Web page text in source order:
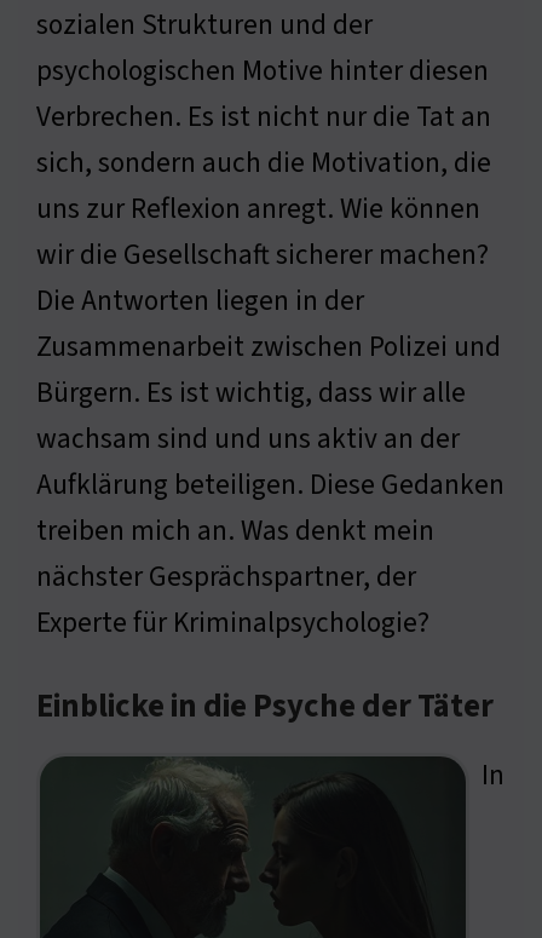
sozialen Strukturen und der
psychologischen Motive hinter diesen
Verbrechen. Es ist nicht nur die Tat an
sich, sondern auch die Motivation, die
uns zur Reflexion anregt. Wie können
wir die Gesellschaft sicherer machen?
Die Antworten liegen in der
Zusammenarbeit zwischen Polizei und
Bürgern. Es ist wichtig, dass wir alle
wachsam sind und uns aktiv an der
Aufklärung beteiligen. Diese Gedanken
treiben mich an. Was denkt mein
nächster Gesprächspartner, der
Experte für Kriminalpsychologie?
Einblicke in die Psyche der Täter
In